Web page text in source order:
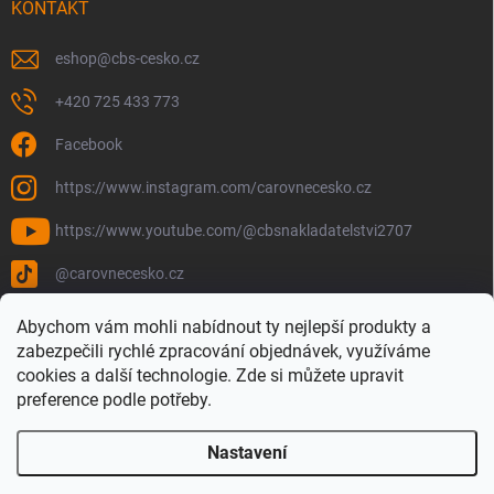
Abychom vám mohli nabídnout ty nejlepší produkty a
zabezpečili rychlé zpracování objednávek, využíváme
cookies a další technologie. Zde si můžete upravit
preference podle potřeby.
Nastavení
KONTAKT
eshop@cbs-cesko.cz
+420 725 433 773
Facebook
https://www.instagram.com/carovnecesko.cz
https://www.youtube.com/@cbsnakladatelstvi2707
@carovnecesko.cz